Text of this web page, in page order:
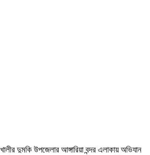
দুমকি উপজেলার আঙ্গারিয়া বন্দর এলাকায় অভিযান